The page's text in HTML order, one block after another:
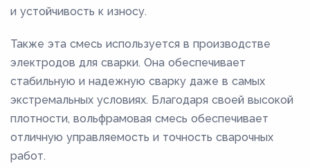
и устойчивость к износу.
Также эта смесь используется в производстве
электродов для сварки. Она обеспечивает
стабильную и надежную сварку даже в самых
экстремальных условиях. Благодаря своей высокой
плотности, вольфрамовая смесь обеспечивает
отличную управляемость и точность сварочных
работ.